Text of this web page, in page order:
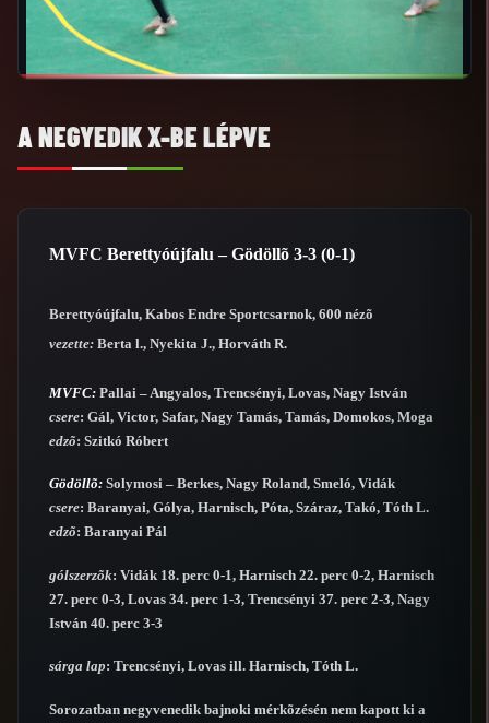
A NEGYEDIK X-BE LÉPVE
MVFC Berettyóújfalu – Gödöllõ 3-3 (0-1)
Berettyóújfalu, Kabos Endre Sportcsarnok, 600 nézõ
vezette: Berta l., Nyekita J., Horváth R.
MVFC: Pallai – Angyalos, Trencsényi, Lovas, Nagy István
csere: Gál, Victor, Safar, Nagy Tamás, Tamás, Domokos, Moga
edzõ: Szitkó Róbert
Gödöllõ: Solymosi – Berkes, Nagy Roland, Smeló, Vidák
csere: Baranyai, Gólya, Harnisch, Póta, Száraz, Takó, Tóth L.
edzõ: Baranyai Pál
gólszerzõk: Vidák 18. perc 0-1, Harnisch 22. perc 0-2, Harnisch
27. perc 0-3, Lovas 34. perc 1-3, Trencsényi 37. perc 2-3, Nagy
István 40. perc 3-3
sárga lap: Trencsényi, Lovas ill. Harnisch, Tóth L.
Sorozatban negyvenedik bajnoki mérkõzésén nem kapott ki a